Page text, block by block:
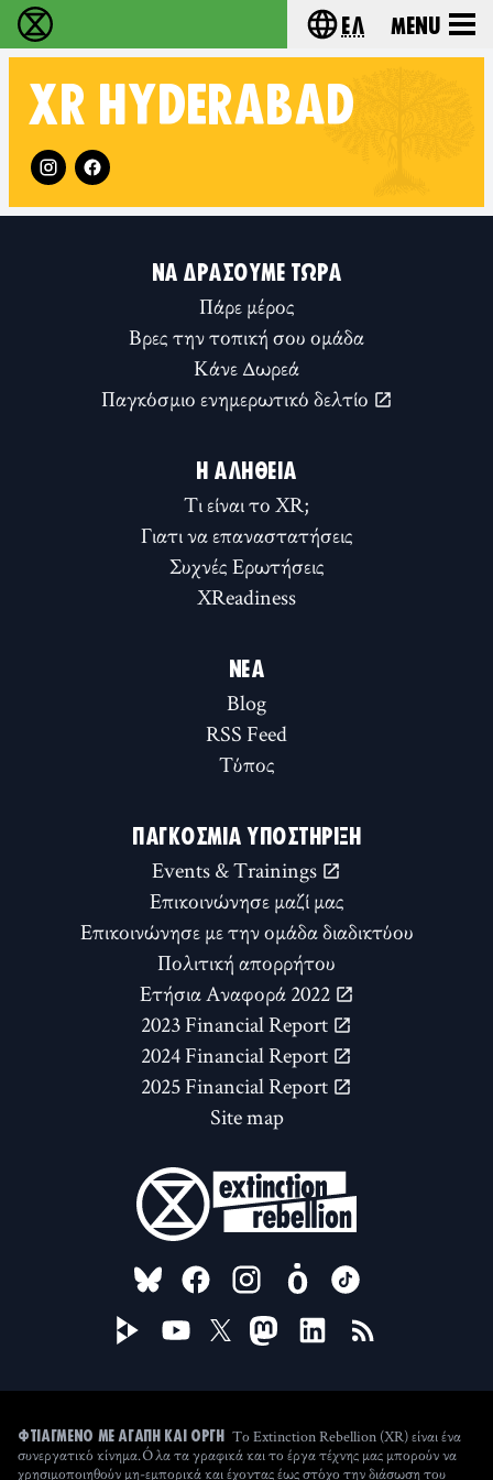
Extinction Rebellion - Home Choose your
Ελ Menu
XR HYDERABAD
Follow XR Hyderabad on
ΝΑ ΔΡΆΣΟΥΜΕ ΤΏΡΑ
Πάρε μέρος
Βρες την τοπική σου ομάδα
Κάνε Δωρεά
Παγκόσμιο ενημερωτικό δελτίο
Η ΑΛΉΘΕΙΑ
Τι είναι το XR;
Γιατι να επαναστατήσεις
Συχνές Ερωτήσεις
XReadiness
ΝΈΑ
Blog
RSS Feed
Τύπος
ΠΑΓΚΌΣΜΙΑ ΥΠΟΣΤΉΡΙΞΗ
Events & Trainings
Επικοινώνησε μαζί μας
Επικοινώνησε με την ομάδα διαδικτύου
Πολιτική απορρήτου
Ετήσια Αναφορά 2022
2023 Financial Report
2024 Financial Report
2025 Financial Report
Site map
FOLLOW US ON
ΦΤΙΑΓΜΈΝΟ ΜΕ ΑΓΆΠΗ ΚΑΙ ΟΡΓΉ
Το Extinction Rebellion (XR) είναι ένα
συνεργατικό κίνημα. Όλα τα γραφικά και το έργα τέχνης μας μπορούν να
χρησιμοποιηθούν μη-εμπορικά και έχοντας έως στόχο την διάσωση του